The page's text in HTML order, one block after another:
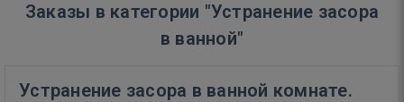
Заказы в категории "Устранение засора
в ванной"
Устранение засора в ванной комнате.